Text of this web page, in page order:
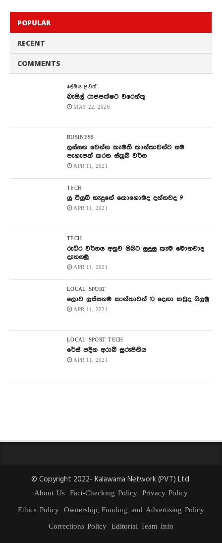
POPULAR
RECENT
COMMENTS
දේශිය පුවත්
බැසිල් රාජපක්ෂට වරෙන්තු
MAY 22, 2026
BUSINESS
ලස්සන වෙන්න කැමති කාන්තාවන්ට සම
පැහැපත් කරන ස්ක්‍රබ් වර්ග
APR 11, 2021
TECH
යු ටියුබ් හැදුනේ කොහොමද දන්නවද ?
APR 11, 2021
TECH
රුධිර වර්ගය අනුව ඔබට සුදුසු කෑම මොනවාද
දැනගමු
APR 11, 2021
LOCAL SPORT
ලොව ලස්සනම කාන්තාවන් 10 දෙනා කවුද බලමු
APR 11, 2021
LOCAL SPORT TECH
රේස් පදින අරාබි සුරූපිනිය
APR 11, 2021
© Copyright 2022- Kalawama Network (PVT) Ltd.
About Us Fact-Checking Policy Privacy Policy
Ethics Policy Ownership, Funding, and Advertising Policy
Corrections Policy Editorial Team Info